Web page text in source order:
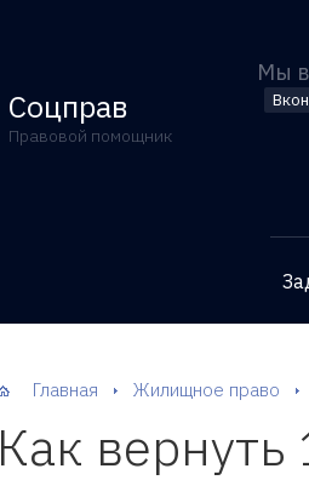
Соцправ
Правовой помощник
Мы в
Главная Жилищное право
Как